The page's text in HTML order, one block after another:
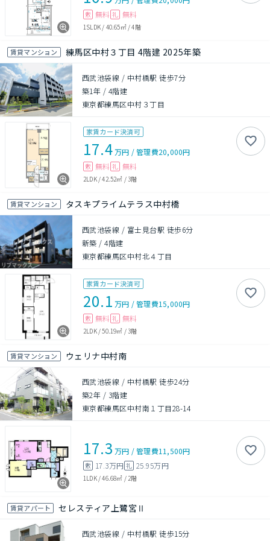
敷 無料 礼 無料
1SLDK / 40.65㎡/4階
賃貸マンション 練馬区中村３丁目 4階建 2025年築
西武池袋線 / 中村橋駅 徒歩7分
築1年 / 4階建
東京都練馬区中村３丁目
家賃カード決済可
17.4万円 /管理費20,000円
敷 無料 礼 無料
2LDK/42.52㎡ /3階
賃貸マンション タスキプライムテラス中村橋
西武池袋線 / 富士見台駅 徒歩6分
新築 /4階建
東京都練馬区中村北４丁目
家賃カード決済可
20.1 万円 /管理費15,000円
敷 無料 礼 無料
2LDK/50.19㎡ /3階
賃貸マンション ウェリナ中村南
西武池袋線 / 中村橋駅 徒歩24分
築2年 / 3階建
東京都練馬区中村南１丁目28-14
17.3 万円 /管理費11,500円
敷 17.3万円 礼 25.95万円
1LDK/46.68㎡ / 2階
賃貸アパート セレスティア上鷺宮Ⅱ
西武池袋線 / 中村橋駅 徒歩15分